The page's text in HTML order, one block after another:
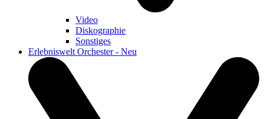
Video
Diskographie
Sonstiges
Erlebniswelt Orchester - Neu